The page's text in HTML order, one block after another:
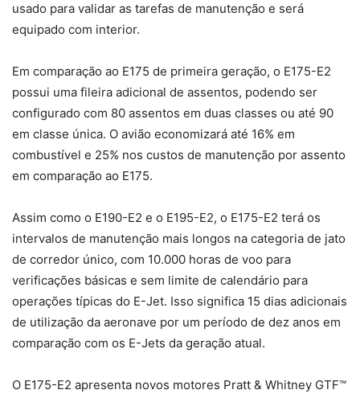
usado para validar as tarefas de manutenção e será
equipado com interior.
Em comparação ao E175 de primeira geração, o E175-E2
possui uma fileira adicional de assentos, podendo ser
configurado com 80 assentos em duas classes ou até 90
em classe única. O avião economizará até 16% em
combustível e 25% nos custos de manutenção por assento
em comparação ao E175.
Assim como o E190-E2 e o E195-E2, o E175-E2 terá os
intervalos de manutenção mais longos na categoria de jato
de corredor único, com 10.000 horas de voo para
verificações básicas e sem limite de calendário para
operações típicas do E-Jet. Isso significa 15 dias adicionais
de utilização da aeronave por um período de dez anos em
comparação com os E-Jets da geração atual.
O E175-E2 apresenta novos motores Pratt & Whitney GTF™